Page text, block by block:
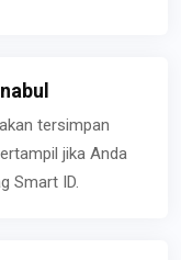
tersimpan
jika Anda
Smart ID.